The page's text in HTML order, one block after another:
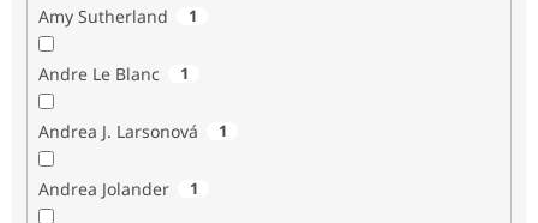
Amy Sutherland 1
Andre Le Blanc 1
Andrea J. Larsonová 1
Andrea Jolander 1